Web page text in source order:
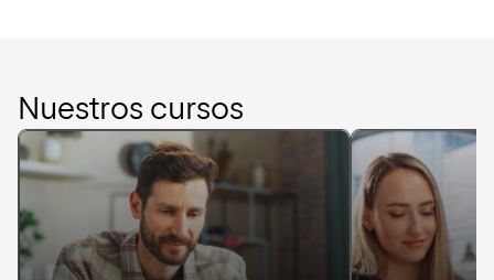
Nuestros cursos